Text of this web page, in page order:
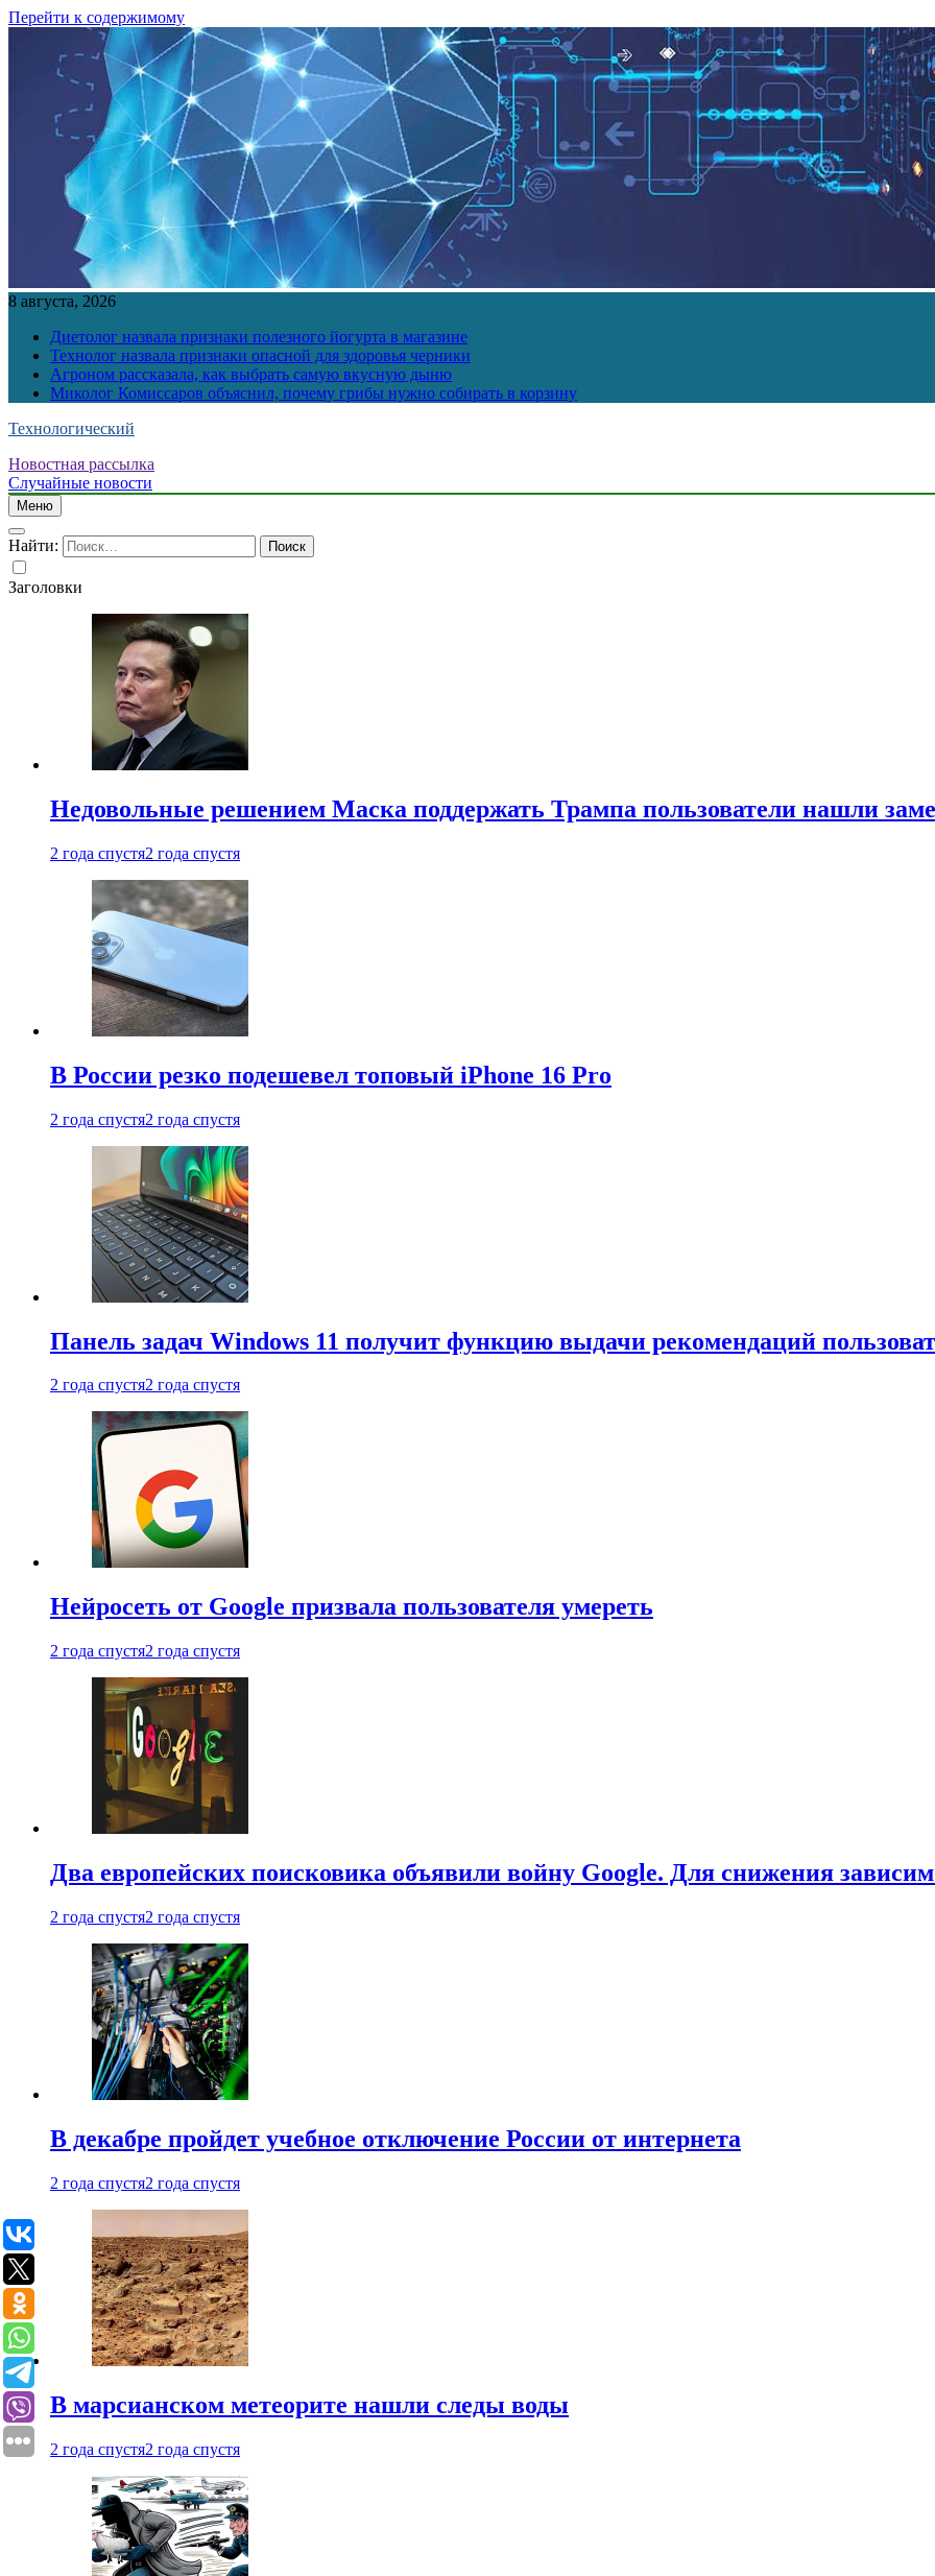
Перейти к содержимому
8 августа, 2026
Диетолог назвала признаки полезного йогурта в магазине
Технолог назвала признаки опасной для здоровья черники
Агроном рассказала, как выбрать самую вкусную дыню
Миколог Комиссаров объяснил, почему грибы нужно собирать в корзину
Технологический
Новостная рассылка
Случайные новости
Меню
Найти:
Заголовки
Недовольные решением Маска поддержать Трампа пользователи нашли
2 года спустя2 года спустя
В России резко подешевел топовый iPhone 16 Pro
2 года спустя2 года спустя
Панель задач Windows 11 получит функцию выдачи рекомендаций
2 года спустя2 года спустя
Нейросеть от Google призвала пользователя умереть
2 года спустя2 года спустя
Два европейских поисковика объявили войну Google. Для снижения
2 года спустя2 года спустя
В декабре пройдет учебное отключение России от интернета
2 года спустя2 года спустя
В марсианском метеорите нашли следы воды
2 года спустя2 года спустя